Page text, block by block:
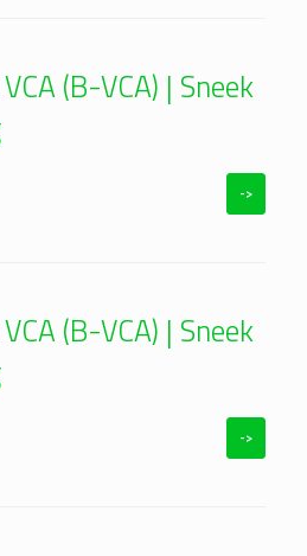
(B-VCA) | Sneek
->
(B-VCA) | Sneek
->